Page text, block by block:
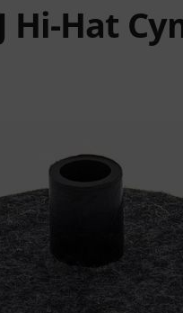
Hi-Hat
értékelés alapján